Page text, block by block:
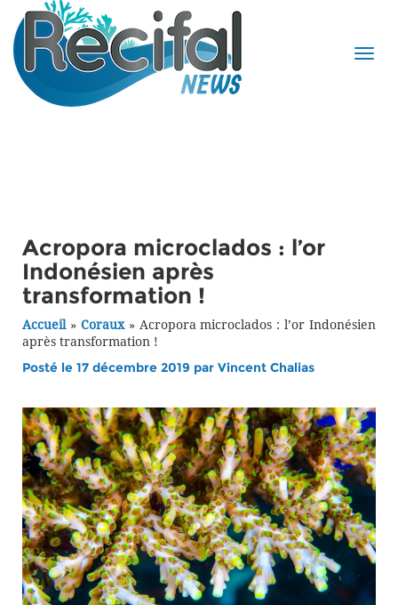
Acropora microclados : l’or
Indonésien après
transformation !
Accueil» Coraux» Acropora microclados : l’or Indonésien
après transformation !
Posté le 17 décembre 2019 par Vincent Chalias